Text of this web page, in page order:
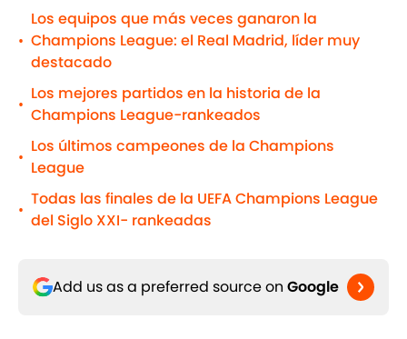
•
Los equipos que más veces ganaron la
Champions League: el Real Madrid, líder muy
destacado
•
Los mejores partidos en la historia de la
Champions League-rankeados
•
Los últimos campeones de la Champions
League
•
Todas las finales de la UEFA Champions League
del Siglo XXI- rankeadas
Add us as a preferred source on Google